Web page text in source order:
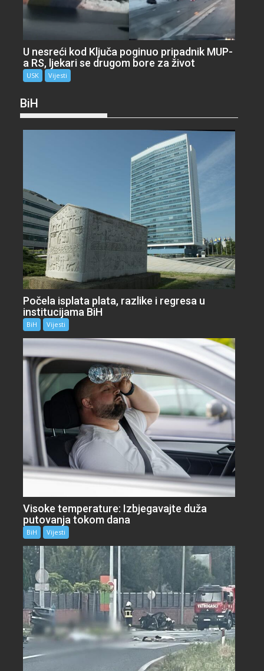
U nesreći kod Ključa poginuo pripadnik MUP-
a RS, ljekari se drugom bore za život
USK Vijesti
BiH
Počela isplata plata, razlike i regresa u
institucijama BiH
BiH Vijesti
Visoke temperature: Izbjegavajte duža
putovanja tokom dana
BiH Vijesti